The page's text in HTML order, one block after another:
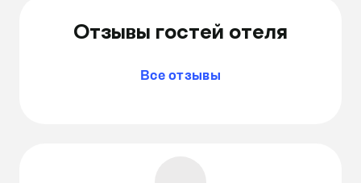
Отзывы гостей отеля
Все отзывы